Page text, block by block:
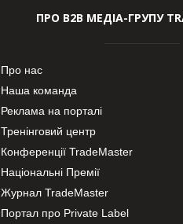
ПРО В2В МЕДІА-ГРУПУ
Про нас
Наша команда
Реклама на порталі
Тренінговий центр
Конференції TradeMaster
Національні Премії
Журнал TradeMaster
Портал про Private Label